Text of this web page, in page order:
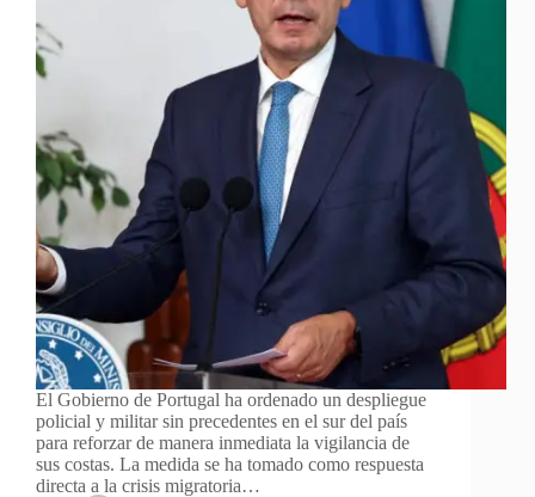
El Gobierno de Portugal ha ordenado un despliegue
policial y militar sin precedentes en el sur del país
para reforzar de manera inmediata la vigilancia de
sus costas. La medida se ha tomado como respuesta
directa a la crisis migratoria…